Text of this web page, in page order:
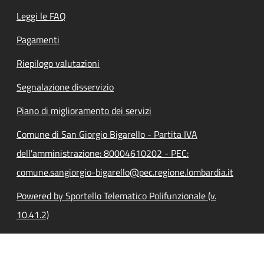
Leggi le FAQ
Pagamenti
Riepilogo valutazioni
Segnalazione disservizio
Piano di miglioramento dei servizi
Comune di San Giorgio Bigarello - Partita IVA
dell'amministrazione: 80004610202 - PEC:
comune.sangiorgio-bigarello@pec.regione.lombardia.it
Powered by Sportello Telematico Polifunzionale (v.
10.41.2)